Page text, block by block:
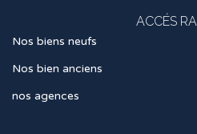
ACCÉS
Nos biens neufs
Nos bien anciens
nos agences